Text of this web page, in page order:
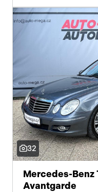
32
Mercedes-Benz
Avantgarde